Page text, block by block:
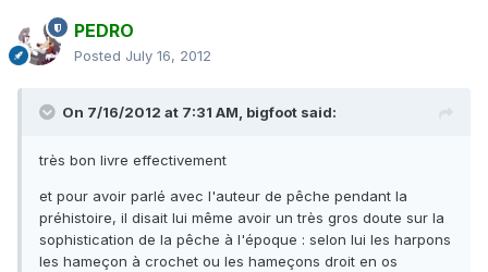
PEDRO
Posted July 16, 2012
On 7/16/2012 at 7:31 AM, bigfoot said:
très bon livre effectivement
et pour avoir parlé avec l'auteur de pêche pendant la
préhistoire, il disait lui même avoir un très gros doute sur la
sophistication de la pêche à l'époque : selon lui les harpons
les hameçon à crochet ou les hameçons droit en os